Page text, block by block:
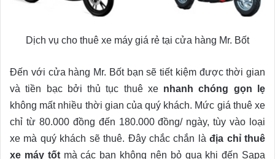
Dịch vụ cho thuê xe máy giá rẻ tại cửa hàng Mr. Bốt
Đến với cửa hàng Mr. Bốt bạn sẽ tiết kiệm được thời gian
và tiền bạc bởi thủ tục thuê xe nhanh chóng gọn lẹ
không mất nhiều thời gian của quý khách. Mức giá thuê xe
chỉ từ 80.000 đồng đến 180.000 đồng/ ngày, tùy vào loại
xe mà quý khách sẽ thuê. Đây chắc chắn làđịa chỉ thuê
xe máy tốtmà các bạn không nên bỏ qua khi đến Sapa